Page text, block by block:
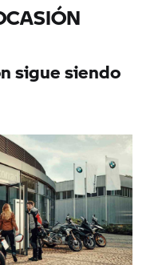
sigue siendo